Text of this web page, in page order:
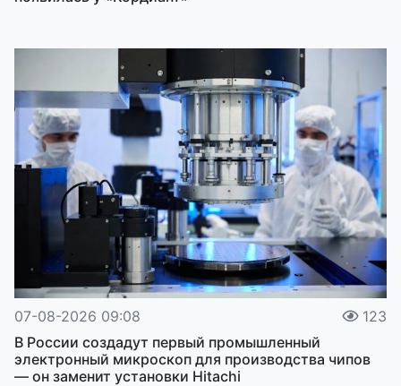
07-08-2026 09:08
123
В России создадут первый промышленный
электронный микроскоп для производства чипов
— он заменит установки Hitachi